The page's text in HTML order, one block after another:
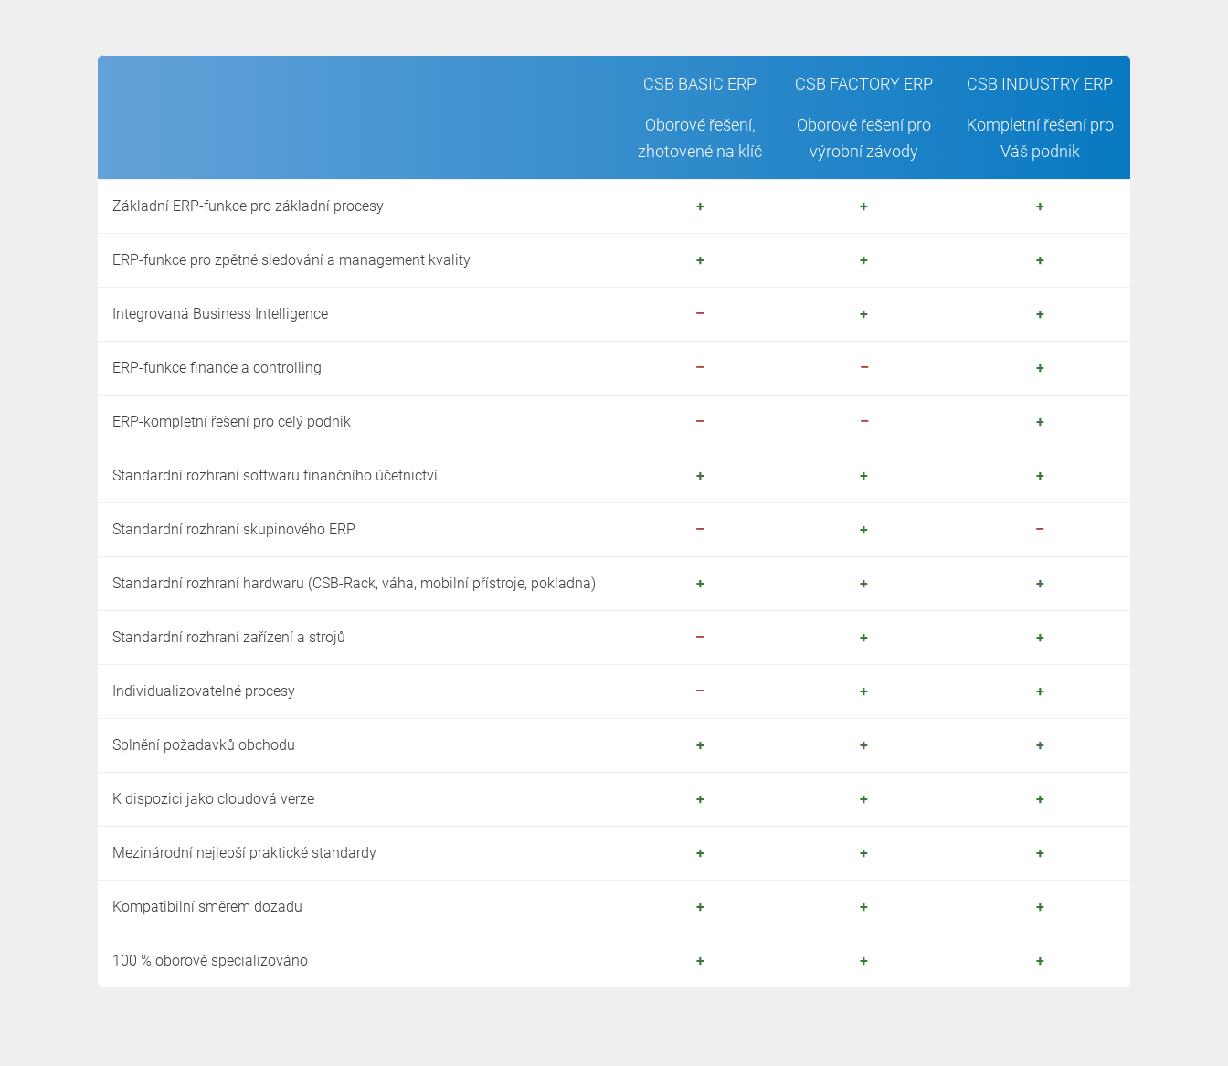
CSB BASIC ERP
Oborové řešení,
zhotovené na klíč
CSB FACTORY ERP
Oborové řešení pro
výrobní závody
CSB INDUSTRY ERP
Kompletní řešení pro
Váš podnik
Základní ERP-funkce pro základní procesy + + +
ERP-funkce pro zpětné sledování a management kvality + + +
Integrovaná Business Intelligence – + +
ERP-funkce finance a controlling – – +
ERP-kompletní řešení pro celý podnik – – +
Standardní rozhraní softwaru finančního účetnictví + + +
Standardní rozhraní skupinového ERP – + –
Standardní rozhraní hardwaru (CSB-Rack, váha, mobilní přístroje, pokladna) + + +
Standardní rozhraní zařízení a strojů – + +
Individualizovatelné procesy – + +
Splnění požadavků obchodu + + +
K dispozici jako cloudová verze + + +
Mezinárodní nejlepší praktické standardy + + +
Kompatibilní směrem dozadu + + +
100 % oborově specializováno + + +